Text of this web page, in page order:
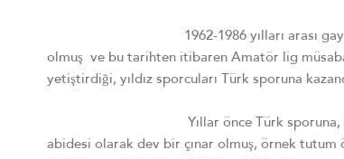
1962-1986 yılları arası gayri federe
olmuş ve bu tarihten itibaren Amatör lig
yetiştirdiği, yıldız sporcuları Türk sporuna
Yıllar önce Türk sporuna, hizmet için
abidesi olarak dev bir çınar olmuş, örnek tutum